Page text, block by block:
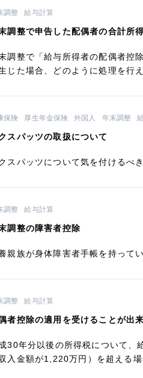
調整 給与計算
調整で申告した配偶者の合計所
調整で「給与所得者の配偶者控
じた場合、どのように処理を行
保険 厚生年金保険 外国人 年末調整
スパッツの取扱について
スパッツについて気を付けるべ
調整 給与計算
調整の障害者控除
親族が身体障害者手帳を持って
調整 給与計算
者控除の適用を受けることが出
30年分以後の所得税について、
入金額が1,220万円）を超える